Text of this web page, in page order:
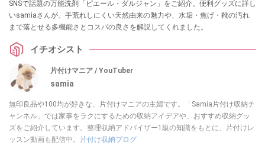
SNSで話題の万能洗剤「ピエール・ダルジャン」をご紹介。便利グッズに詳し
いsamiaさんが、手荒れしにくい天然由来の魅力や、水垢・焦げ・靴の汚れ
まで落とせる多機能さとコスパの良さを解説してくれました。
イチオシスト
片付けマニア / YouTuber
samia
無印良品や100均が好きな、片付けマニアの主婦です。「Samia片付け収納チ
ャンネル」では家事をラクにするための収納アイデアや、おすすめ収納グッ
ズをご紹介しています。整理収納アドバイザー1級の知識をもとに、片付けレ
ッスン動画も配信中。
片付け収納ブログ